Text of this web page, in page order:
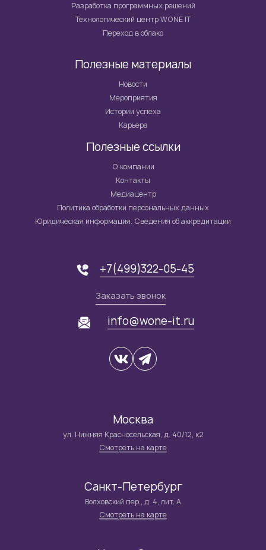
Разработка программных решений
Технологический центр WONE IT
Переход в облако
Полезные материалы
Новости
Мероприятия
Истории успеха
Карьера
Полезные ссылки
О компании
Контакты
Медиацентр
Политика обработки персональных данных
Юридическая информация. Сведения об аккредитации
+7(499)322-05-45
Заказать звонок
info@wone-it.ru
Москва
ул. Нижняя Красносельская, д. 40/12, к2
Смотреть на карте
Санкт-Петербург
Волховский пер., д. 4, лит. А
Смотреть на карте